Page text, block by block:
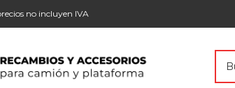
no incluyen IVA